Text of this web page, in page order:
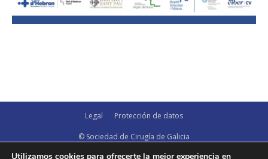
Legal Protección de datos
© Sociedad de Cirugía de Galicia
Utilizamos cookies para ofrecerte la mejor experiencia en